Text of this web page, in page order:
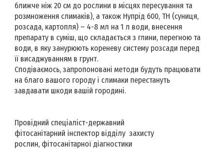
ближче ніж 20 см до рослини в місцях пересування та
розмноження слимаків), а також Нупрід 600, ТН (суниця,
розсада, картопля) – 4-8 мл на 1 л води, внесення
препарату в суміш, що складається з глини, перегною та
води, в яку занурюють кореневу систему розсади перед
її висаджуванням в грунт.
Сподіваємось, запропоновані методи будуть працювати
на благо вашого городу і слимаки перестануть
завдавати шкоди вашій городині.
Провідний спеціаліст-державний
фітосанітарний інспектор відділу захисту
рослин, фітосанітарної діагностики